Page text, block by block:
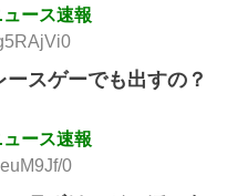
ース速報
スゲーでも出すの？
ース速報
0